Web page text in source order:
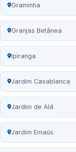
Graminha
Granjas Betânea
Ipiranga
Jardim Casablanca
Jardim de Alá
Jardim Emaús